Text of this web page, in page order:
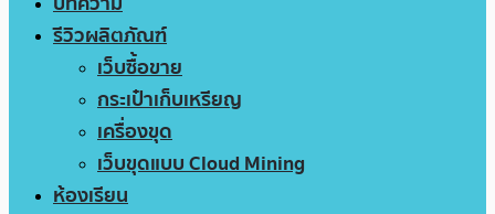
รีวิวผลิตภัณฑ์
เว็บซื้อขาย
กระเป๋าเก็บเหรียญ
เครื่องขุด
เว็บขุดแบบ Cloud Mining
ห้องเรียน